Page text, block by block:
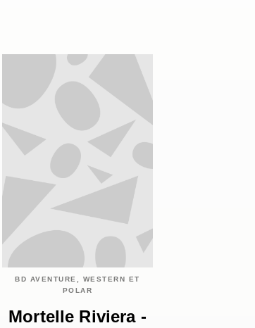
BD AVENTURE, WESTERN ET
POLAR
Mortelle Riviera -